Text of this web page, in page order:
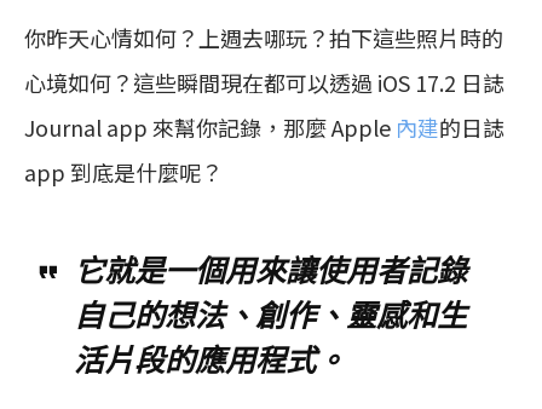
你昨天心情如何？上週去哪玩？拍下這些照片時的
心境如何？這些瞬間現在都可以透過 iOS 17.2 日誌
Journal app 來幫你記錄，那麼 Apple 內建的日誌
app 到底是什麼呢？
它就是一個用來讓使用者記錄
自己的想法、創作、靈感和生
活片段的應用程式。